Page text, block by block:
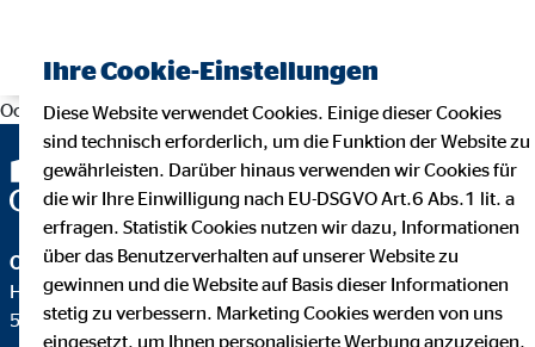
Oops, an error occurred! Request: a1c7eff3b9bf1
OVB Vermögensberatung AG
Heumarkt 1
50667 Köln
Ihre Cookie-Einstellungen
Diese Website verwendet Cookies. Einige dieser Cookies
sind technisch erforderlich, um die Funktion der Website zu
gewährleisten. Darüber hinaus verwenden wir Cookies für
die wir Ihre Einwilligung nach EU-DSGVO Art.6 Abs.1 lit. a
erfragen. Statistik Cookies nutzen wir dazu, Informationen
über das Benutzerverhalten auf unserer Website zu
gewinnen und die Website auf Basis dieser Informationen
stetig zu verbessern. Marketing Cookies werden von uns
eingesetzt, um Ihnen personalisierte Werbung anzuzeigen.